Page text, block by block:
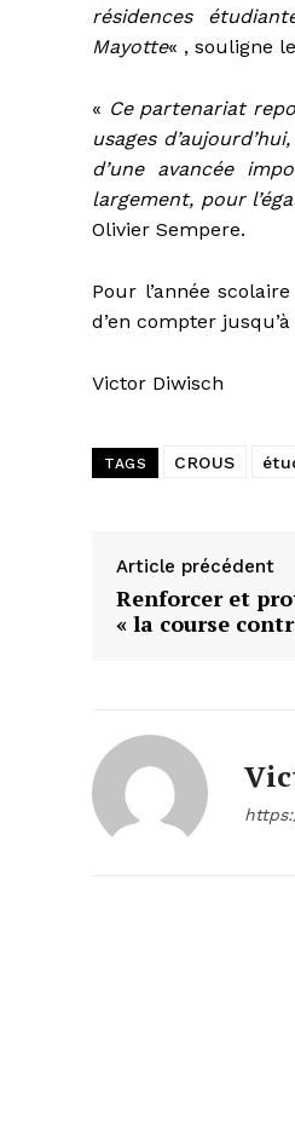
résidences
Mayotte« , souligne
« Ce partenariat
usages
d’une avancée
largement, pour
Olivier Sempere.
Pour l’année
d’en compter
Victor Diwisch
TAGS CROUS
Article précédent
Renforcer et
« la course